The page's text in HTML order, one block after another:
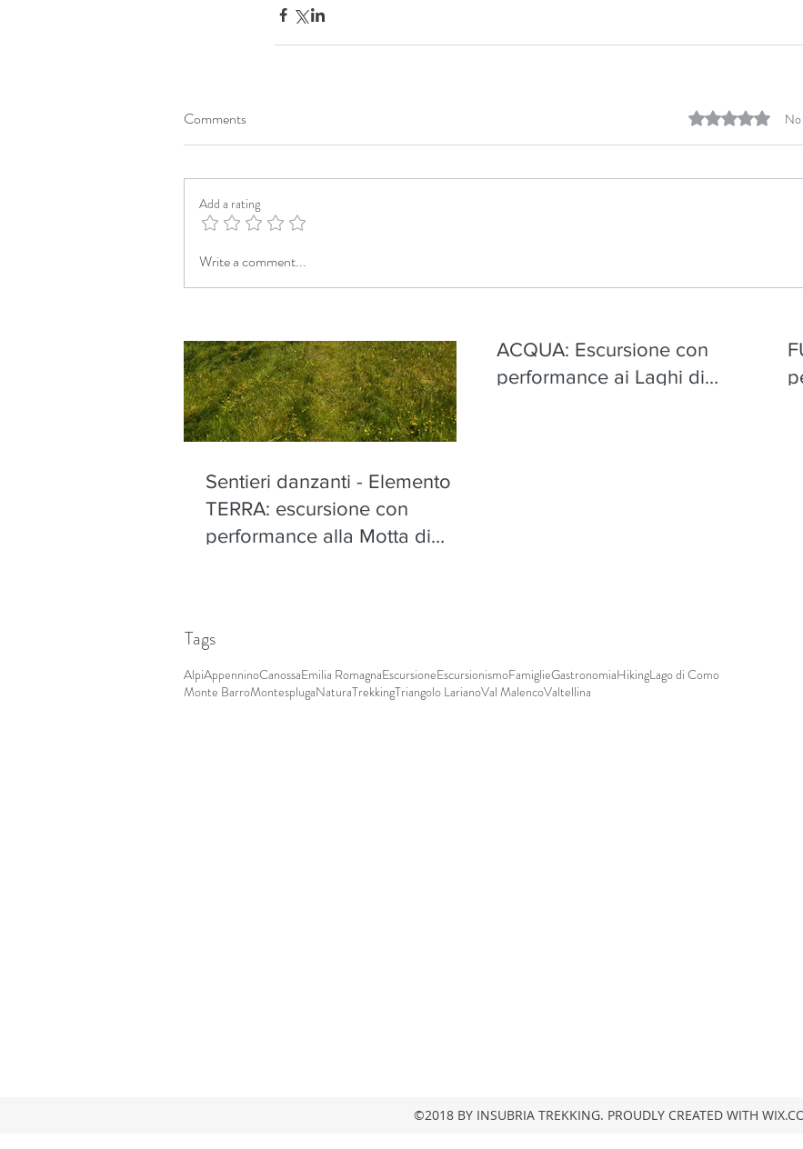
Our Recent Posts
Sentieri danzanti - Elemento
TERRA: escursione con
performance alla Motta di
ACQUA: Escursione con
performance ai Laghi di
Tags
AlpiAppenninoCanossaEmilia RomagnaEscursioneEscursionismoFamiglieGastronomiaHikingLago di Como
Monte BarroMontesplugaNaturaTrekkingTriangolo LarianoVal MalencoValtellina
Comments Rated 0 out of 5
Add a rating
Write a comment...
©2018 BY INSUBRIA TREKKING. PROUDLY CREATED WITH